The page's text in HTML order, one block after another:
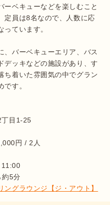
ーベキューなどを楽しむこと
定員は8名なので、人数に応
っています。
、バーベキューエリア、バス
デッキなどの施設があり、す
ち着いた雰囲気の中でグラン
す。
丁目1-25
円 / 2人
11:00
約5分
ングラウンジ【ジ・アウト】